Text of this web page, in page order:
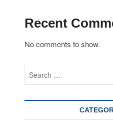
Recent
No comments to show.